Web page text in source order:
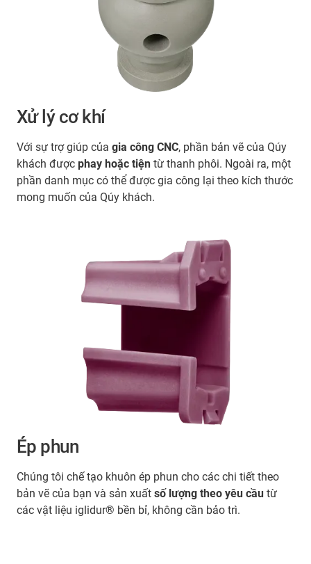
Xử lý cơ khí
Với sự trợ giúp của gia công CNC, phần bản vẽ của Qúy
khách được phay hoặc tiện từ thanh phôi. Ngoài ra, một
phần danh mục có thể được gia công lại theo kích thước
mong muốn của Qúy khách.
Ép phun
Chúng tôi chế tạo khuôn ép phun cho các chi tiết theo
bản vẽ của bạn và sản xuất số lượng theo yêu cầu từ
các vật liệu iglidur® bền bỉ, không cần bảo trì.